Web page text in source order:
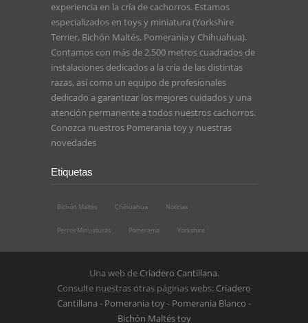
experiencia en la cría de cachorros. Estamos
especializados en toys y miniatura (Yorkshire
Terrier, Bichón Maltés, Pomerania y Chihuahua).
Contamos con más de 2.500 metros cuadrados de
instalaciones dedicados a la cría de las distintas
razas, así como un equipo de profesionales
dedicado a garantizar los mejores cuidados y una
atención permanente a todos nuestros cachorros.
Conozca nuestros Pomerania toyy nuestras
novedades
Etiquetas
Bichón Maltés Chihuahua Noticias
Perros Minuaturas Pomerania Yorkshire
Una web de Criadero Cantillana.
Consulte nuestras otras páginas webs: Criadero
Cantillana - Pomerania toy- Pomerania Blanco -
Bichón Maltés toy